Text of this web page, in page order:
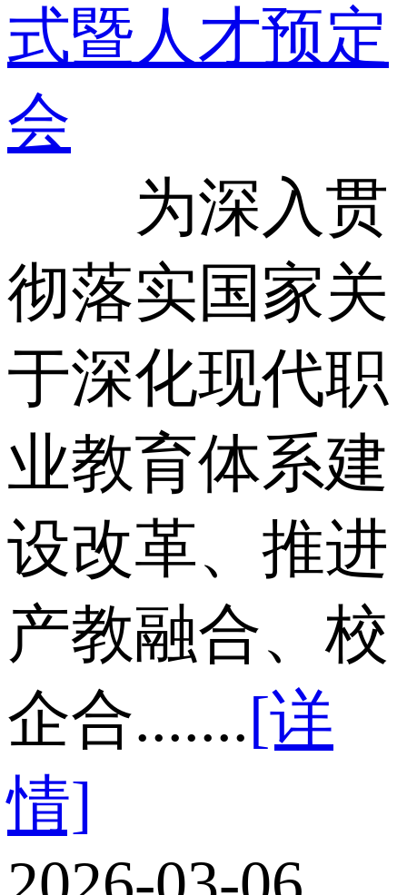
式暨人才预定
会
为深入贯
彻落实国家关
于深化现代职
业教育体系建
设改革、推进
产教融合、校
企合.......[详
情]